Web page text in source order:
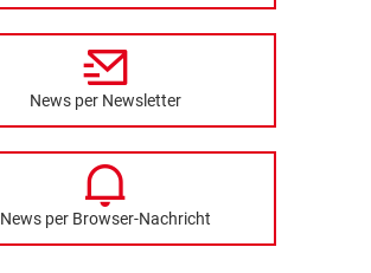
News per Newsletter
News per Browser-Nachricht